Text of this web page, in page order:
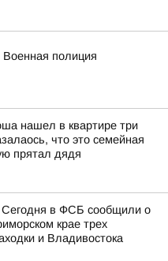
полиция
нашел в квартире три
что это семейная
прятал дядя
в ФСБ сообщили о
крае трех
и Владивостока